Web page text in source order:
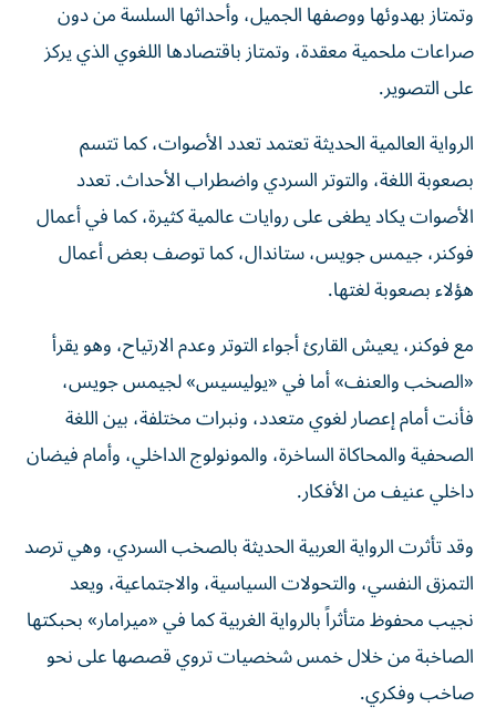
وتمتاز بهدوئها ووصفها الجميل، وأحداثها السلسة من دون
صراعات ملحمية معقدة، وتمتاز باقتصادها اللغوي الذي يركز
على التصوير.
الرواية العالمية الحديثة تعتمد تعدد الأصوات، كما تتسم
بصعوبة اللغة، والتوتر السردي واضطراب الأحداث. تعدد
الأصوات يكاد يطغى على روايات عالمية كثيرة، كما في أعمال
فوكنر، جيمس جويس، ستاندال، كما توصف بعض أعمال
هؤلاء بصعوبة لغتها.
مع فوكنر، يعيش القارئ أجواء التوتر وعدم الارتياح، وهو يقرأ
«الصخب والعنف» أما في «يوليسيس» لجيمس جويس،
فأنت أمام إعصار لغوي متعدد، ونبرات مختلفة، بين اللغة
الصحفية والمحاكاة الساخرة، والمونولوج الداخلي، وأمام فيضان
داخلي عنيف من الأفكار.
وقد تأثرت الرواية العربية الحديثة بالصخب السردي، وهي ترصد
التمزق النفسي، والتحولات السياسية، والاجتماعية، ويعد
نجيب محفوظ متأثراً بالرواية الغربية كما في «ميرامار» بحبكتها
الصاخبة من خلال خمس شخصيات تروي قصصها على نحو
صاخب وفكري.